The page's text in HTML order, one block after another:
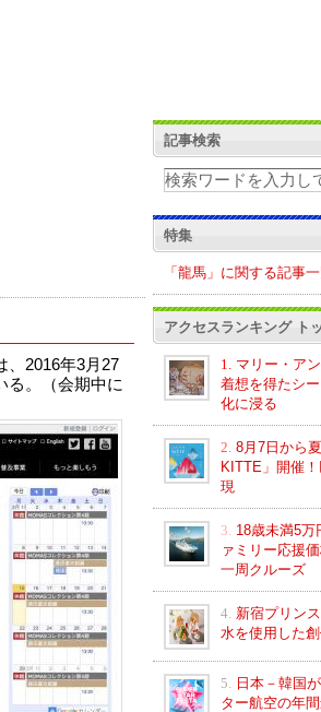
、2016年3月27
る。（会期中に
記事検索
特集
「龍馬」に関する記事
アクセスランキング ト
1.
マリー・ア
着想を得たシ
化に浸る
2. 8月7日から
KITTE」開催
現
3. 18歳未満5万
ァミリー応援
一周クルーズ
4. 新宿プリン
水を使用した
5.
日本－韓国
ター航空の年